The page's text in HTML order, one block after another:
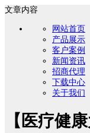
文章内容
网站首页
产品展示
客户案例
新闻资讯
招商代理
下载中心
关于我们
【医疗健